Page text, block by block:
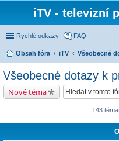
iTV - televizní
Rychlé odkazy FAQ
Obsah fóra iTV
Všeobecné
Všeobecné dotazy k
Nové téma
143